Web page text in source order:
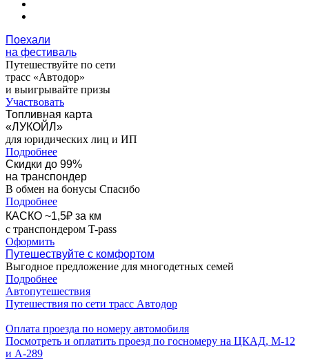
Поехали
на фестиваль
Путешествуйте по сети
трасс «Автодор»
и выигрывайте призы
Участвовать
Топливная карта
«ЛУКОЙЛ»
для юридических лиц и ИП
Подробнее
Скидки до 99%
на транспондер
В обмен на бонусы Спасибо
Подробнее
КАСКО ~1,5₽ за км
с транспондером T-pass
Оформить
Путешествуйте с комфортом
Выгодное предложение для многодетных семей
Подробнее
Автопутешествия
Путешествия по сети трасс Автодор
Оплата проезда по номеру автомобиля
Посмотреть и оплатить проезд по госномеру на ЦКАД, М-12
и А-289